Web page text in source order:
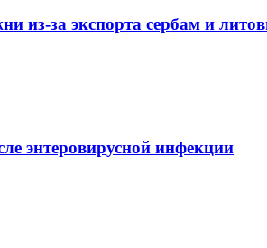
из-за экспорта сербам и
энтеровирусной инфекции